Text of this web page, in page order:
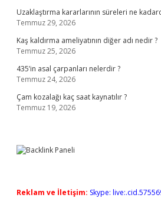
Uzaklaştırma kararlarının süreleri ne
Temmuz 29, 2026
Kaş kaldırma ameliyatının diğer adı nedir ?
Temmuz 25, 2026
435’in asal çarpanları nelerdir ?
Temmuz 24, 2026
Çam kozalağı kaç saat kaynatılır ?
Temmuz 19, 2026
Reklam ve İletişim: Skype: